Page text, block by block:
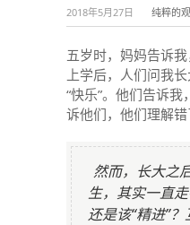
2018年5月27日 纯粹的
五岁时，妈妈告诉我
上学后，人们问我
“快乐”。他们告诉
诉他们，他们理解错
然而，长大之
生，其实一直走
还是该“精进”